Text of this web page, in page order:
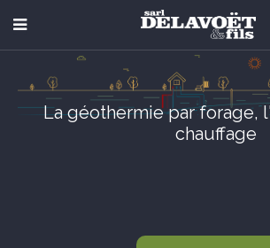
La géothermie par forage,
chauffage